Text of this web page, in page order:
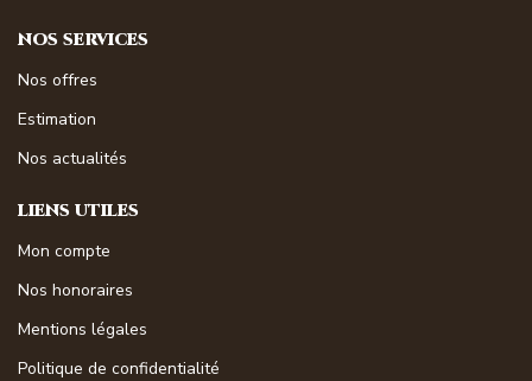
NOS SERVICES
Nos offres
Estimation
Nos actualités
LIENS UTILES
Mon compte
Nos honoraires
Mentions légales
Politique de confidentialité